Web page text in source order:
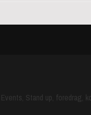
Stand up, foredrag,